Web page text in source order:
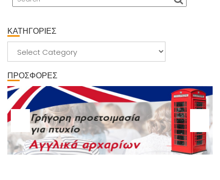
ΚΑΤΗΓΟΡΙΕΣ
ΚΑΤΗΓΟΡΙΕΣ
ΠΡΟΣΦΟΡΕΣ